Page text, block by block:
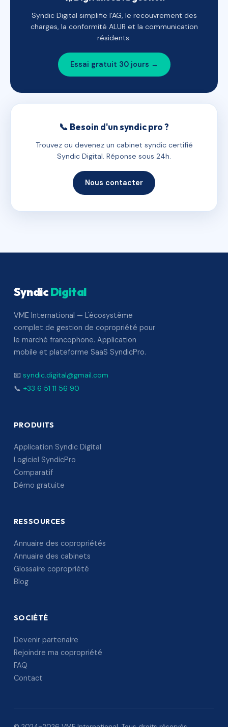
Syndic Digital simplifie l'AG, le recouvrement des
charges, la conformité ALUR et la communication
résidents.
Essai gratuit 30 jours →
📞 Besoin d'un syndic pro ?
Trouvez ou devenez un cabinet syndic certifié
Syndic Digital. Réponse sous 24h.
Nous contacter
SyndicDigital
VME International — L'écosystème
complet de gestion de copropriété pour
le marché francophone. Application
mobile et plateforme SaaS SyndicPro.
📧 syndic.digital@gmail.com
📞 +33 6 51 11 56 90
PRODUITS
Application Syndic Digital
Logiciel SyndicPro
Comparatif
Démo gratuite
RESSOURCES
Annuaire des copropriétés
Annuaire des cabinets
Glossaire copropriété
Blog
SOCIÉTÉ
Devenir partenaire
Rejoindre ma copropriété
FAQ
Contact